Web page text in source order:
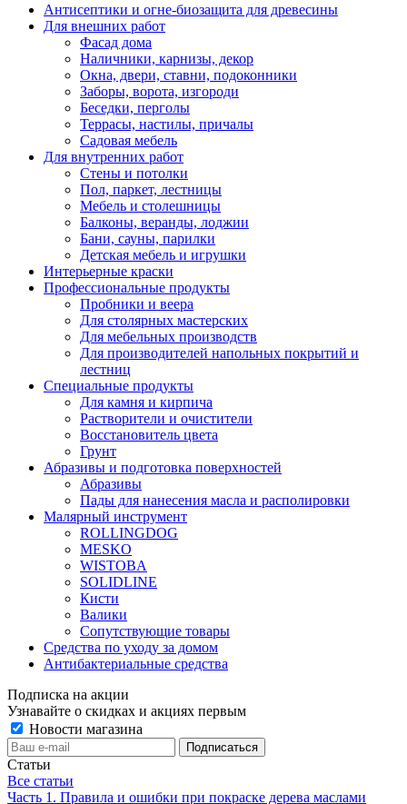
Антисептики и огне-биозащита для древесины
Для внешних работ
Фасад дома
Наличники, карнизы, декор
Окна, двери, ставни, подоконники
Заборы, ворота, изгороди
Беседки, перголы
Террасы, настилы, причалы
Садовая мебель
Для внутренних работ
Стены и потолки
Пол, паркет, лестницы
Мебель и столешницы
Балконы, веранды, лоджии
Бани, сауны, парилки
Детская мебель и игрушки
Интерьерные краски
Профессиональные продукты
Пробники и веера
Для столярных мастерских
Для мебельных производств
Для производителей напольных покрытий и
лестниц
Специальные продукты
Для камня и кирпича
Растворители и очистители
Восстановитель цвета
Грунт
Абразивы и подготовка поверхностей
Абразивы
Пады для нанесения масла и располировки
Малярный инструмент
ROLLINGDOG
MESKO
WISTOBA
SOLIDLINE
Кисти
Валики
Сопутствующие товары
Средства по уходу за домом
Антибактериальные средства
Подписка на акции
Узнавайте о скидках и акциях первым
Новости магазина
Статьи
Все статьи
Часть 1. Правила и ошибки при покраске дерева маслами